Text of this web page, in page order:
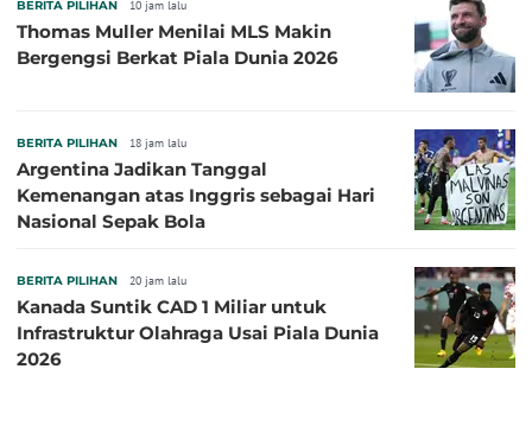
BERITA PILIHAN 10 jam lalu
Thomas Muller Menilai MLS Makin
Bergengsi Berkat Piala Dunia 2026
BERITA PILIHAN 18 jam lalu
Argentina Jadikan Tanggal
Kemenangan atas Inggris sebagai Hari
Nasional Sepak Bola
BERITA PILIHAN 20 jam lalu
Kanada Suntik CAD 1 Miliar untuk
Infrastruktur Olahraga Usai Piala Dunia
2026